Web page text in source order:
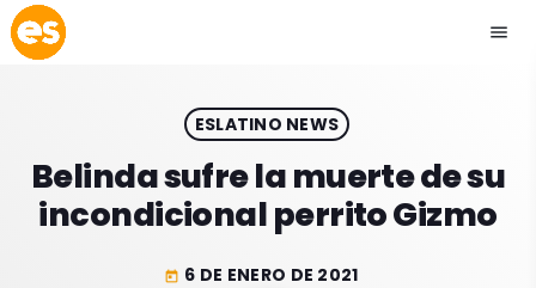
menu
play_arrow EMISIÓN LA PAZ
play_arrow EMISIÓN COCHABAMBA
ESLATINO NEWS
Belinda sufre la muerte de su
incondicional perrito Gizmo
today 6 DE ENERO DE 2021